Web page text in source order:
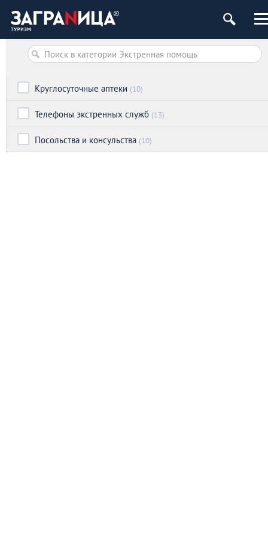
Круглосуточные аптеки (10)
Телефоны экстренных служб (13)
Посольства и консульства (10)